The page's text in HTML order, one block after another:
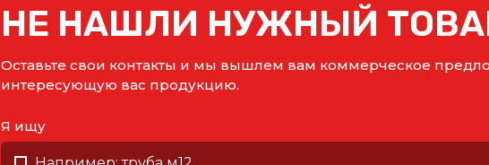
НЕ НАШЛИ НУЖНЫЙ
Оставьте свои контакты и мы вышлем вам коммерческое
интересующую вас продукцию.
Я ищу